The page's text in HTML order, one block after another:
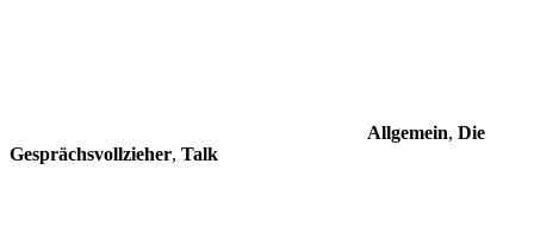
Allgemein, Die
Gesprächsvollzieher, Talk